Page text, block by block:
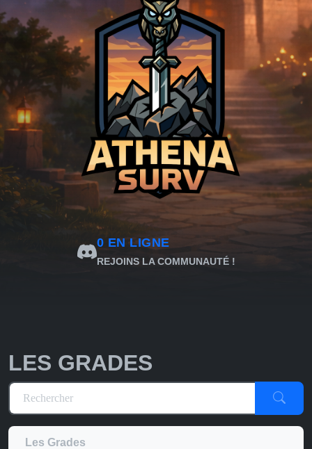
0 EN LIGNE
REJOINS LA COMMUNAUTÉ !
LES GRADES
Rechercher
Les Grades